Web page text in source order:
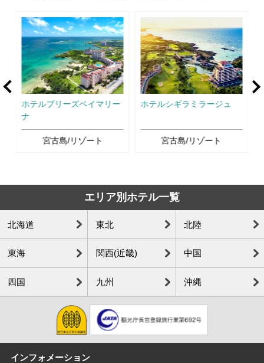
ホテルブリーズベイマリー
ナ
宮古島/リゾート
ホテルシギラミラージュ
宮古島/リゾート
エリア別ホテル一覧
北海道 東北 北陸
東海 関西(近畿) 中国
四国 九州 沖縄
インフォメーション